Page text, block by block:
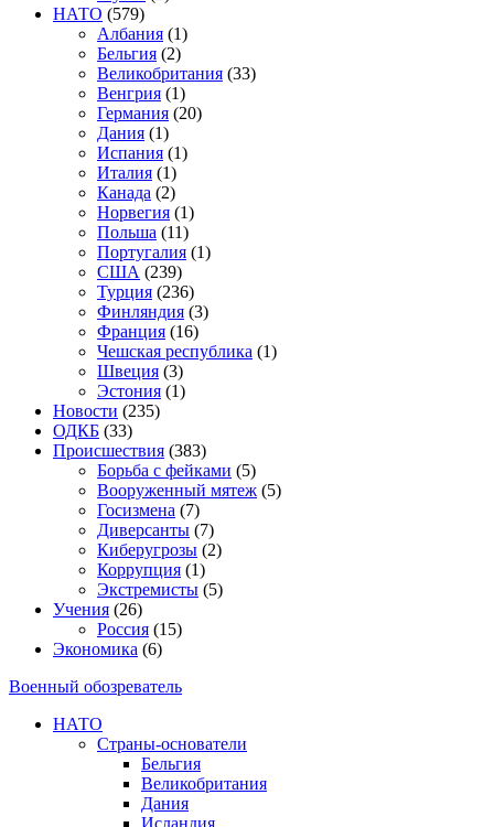
НАТО (579)
Албания (1)
Бельгия (2)
Великобритания (33)
Венгрия (1)
Германия (20)
Дания (1)
Испания (1)
Италия (1)
Канада (2)
Норвегия (1)
Польша (11)
Португалия (1)
США (239)
Турция (236)
Финляндия (3)
Франция (16)
Чешская республика (1)
Швеция (3)
Эстония (1)
Новости (235)
ОДКБ (33)
Происшествия (383)
Борьба с фейками (5)
Вооруженный мятеж (5)
Госизмена (7)
Диверсанты (7)
Киберугрозы (2)
Коррупция (1)
Экстремисты (5)
Учения (26)
Россия (15)
Экономика (6)
Военный обозреватель
НАТО
Страны-основатели
Бельгия
Великобритания
Дания